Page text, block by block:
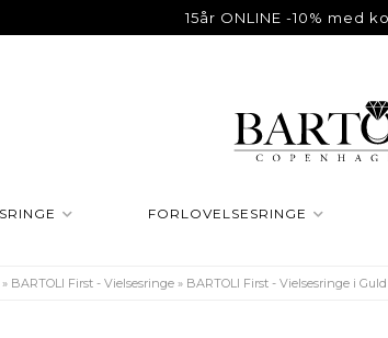
15år ONLINE -10% med
FORLOVELSESRINGE
» BARTOLI First - Vielsesringe » BARTOLI First - Vielsesringe i Guld